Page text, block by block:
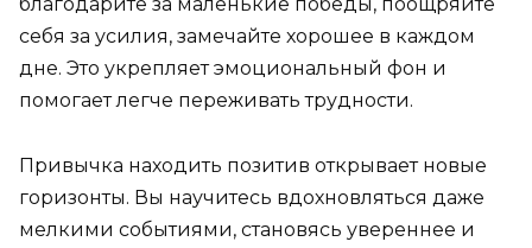
благодарите за маленькие победы, поощряйте
себя за усилия, замечайте хорошее в каждом
дне. Это укрепляет эмоциональный фон и
помогает легче переживать трудности.
Привычка находить позитив открывает новые
горизонты. Вы научитесь вдохновляться даже
мелкими событиями, становясь увереннее и